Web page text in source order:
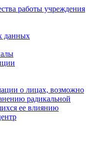
работы учреждения
данных
о лицах, возможно
радикальной
ее влиянию